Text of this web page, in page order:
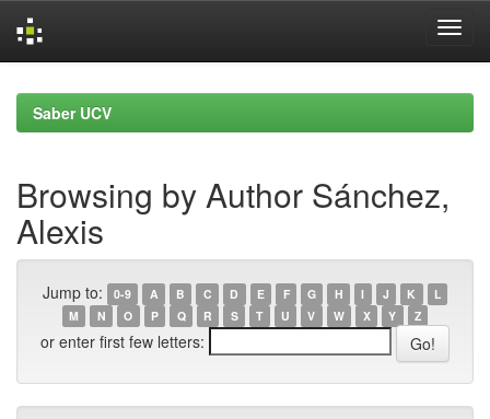
navigationSaber UCV
Browsing by Author Sánchez,
Alexis
Jump to: 0-9 A B C D E F G H I J K
L
M
N O P Q R S T U V W X Y Z
or enter first few letters: